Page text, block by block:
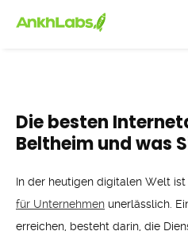
Die besten
Beltheim und was
In der heutigen digitalen Welt ist
für Unternehmen unerlässlich.
erreichen, besteht darin, die